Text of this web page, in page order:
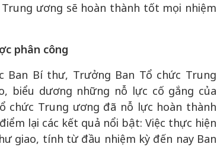
ương sẽ hoàn thành tốt mọi nhiệm
phân công
Bí thư, Trưởng Ban Tổ chức Trung
biểu dương những nỗ lực cố gắng của
chức Trung ương đã nỗ lực hoàn thành
lại các kết quả nổi bật: Việc thực hiện
giao, tính từ đầu nhiệm kỳ đến nay Ban